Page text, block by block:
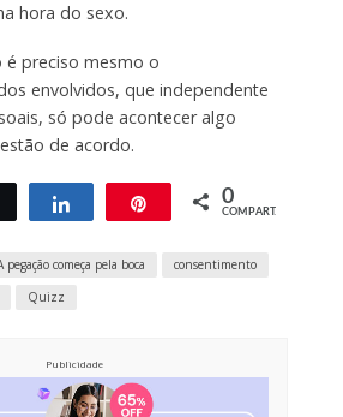
hora do sexo.
é preciso mesmo o
envolvidos, que independente
só pode acontecer algo
de acordo.
Twittar Compartilhar 0
COMPART.
pegação começa pela boca
consentimento
Quizz
Publicidade